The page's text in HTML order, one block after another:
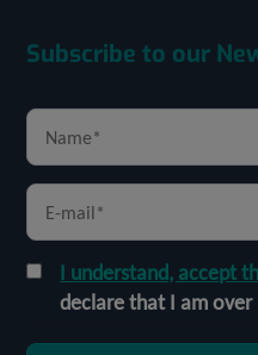
Subscribe to our
I understand, accept
declare that I am over